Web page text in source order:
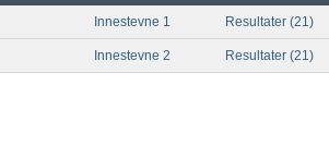
Innestevne 1 Resultater (21)
Innestevne 2 Resultater (21)